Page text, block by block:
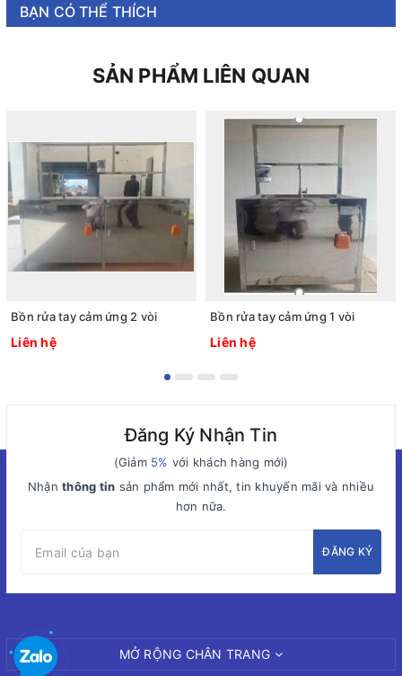
BẠN CÓ THỂ THÍCH
SẢN PHẨM LIÊN QUAN
Bồn rửa tay cảm ứng 2 vòi
Liên hệ
Bồn rửa tay cảm ứng 1 vòi
Liên hệ
Đăng Ký Nhận Tin
(Giảm 5% với khách hàng mới)
Nhậnthông tin sản phẩm mới nhất, tin khuyến mãi và nhiều
hơn nữa.
ĐĂNG KÝ
MỞ RỘNG CHÂN TRANG